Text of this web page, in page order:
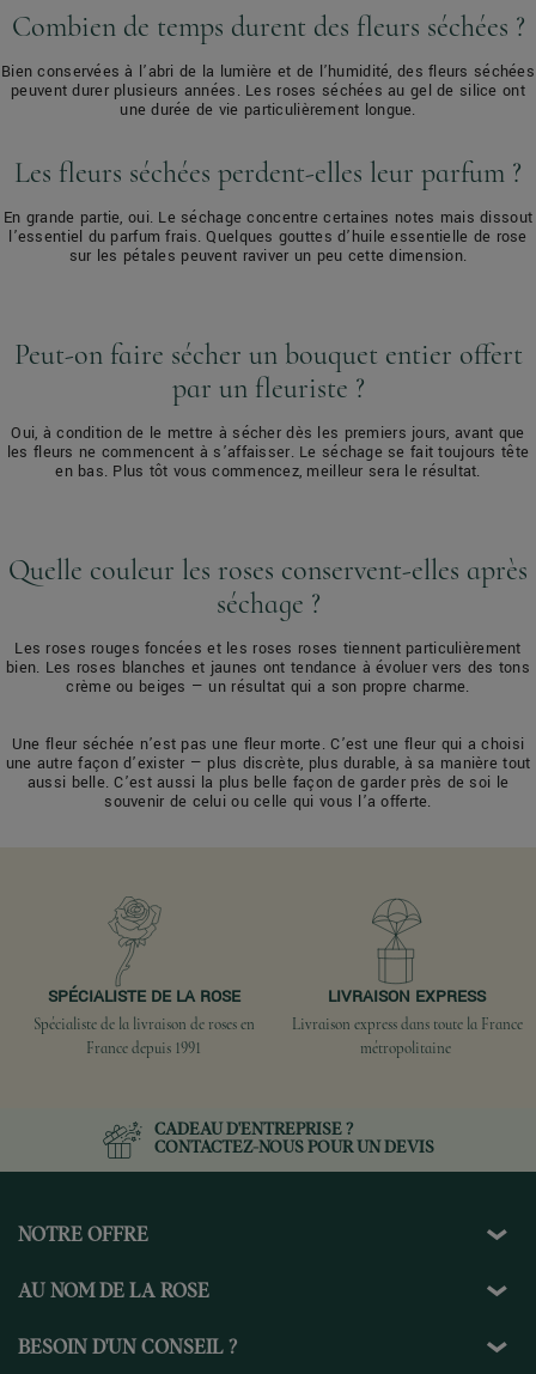
Combien de temps durent des fleurs séchées ?
Bien conservées à l’abri de la lumière et de l’humidité, des fleurs séchées
peuvent durer plusieurs années. Les roses séchées au gel de silice ont
une durée de vie particulièrement longue.
Les fleurs séchées perdent-elles leur parfum ?
En grande partie, oui. Le séchage concentre certaines notes mais dissout
l’essentiel du parfum frais. Quelques gouttes d’huile essentielle de rose
sur les pétales peuvent raviver un peu cette dimension.
Peut-on faire sécher un bouquet entier offert
par un fleuriste ?
Oui, à condition de le mettre à sécher dès les premiers jours, avant que
les fleurs ne commencent à s’affaisser. Le séchage se fait toujours tête
en bas. Plus tôt vous commencez, meilleur sera le résultat.
Quelle couleur les roses conservent-elles après
séchage ?
Les roses rouges foncées et les roses roses tiennent particulièrement
bien. Les roses blanches et jaunes ont tendance à évoluer vers des tons
crème ou beiges — un résultat qui a son propre charme.
Une fleur séchée n’est pas une fleur morte. C’est une fleur qui a choisi
une autre façon d’exister — plus discrète, plus durable, à sa manière tout
aussi belle. C’est aussi la plus belle façon de garder près de soi le
souvenir de celui ou celle qui vous l’a offerte.
SPÉCIALISTE DE LA ROSE
Spécialiste de la livraison de roses en
France depuis 1991
LIVRAISON EXPRESS
Livraison express dans toute la France
métropolitaine
CADEAU D'ENTREPRISE ?
CONTACTEZ-NOUSPOUR UN DEVIS
NOTRE OFFRE
AU NOM DE LA ROSE
BESOIN D'UN CONSEIL ?